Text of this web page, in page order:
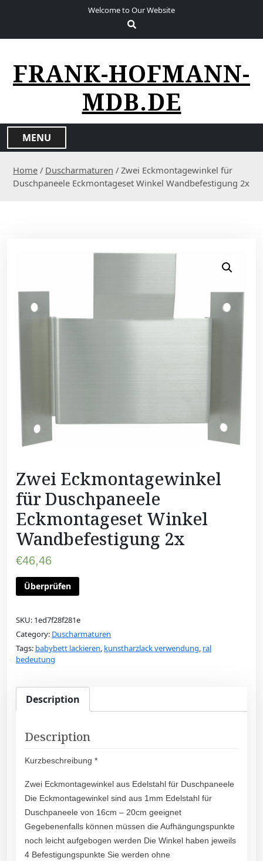
Welcome to Our Website
FRANK-HOFMANN-
MDB.DE
MENU
Home / Duscharmaturen / Zwei Eckmontagewinkel für
Duschpaneele Eckmontageset Winkel Wandbefestigung 2x
Zwei Eckmontagewinkel
für Duschpaneele
Eckmontageset Winkel
Wandbefestigung 2x
€46,46
Überprüfen
SKU: 1ed7f28f281e
Category: Duscharmaturen
Tags: babybett lackieren, kunstharzlack verwendung, ral
bedeutung
Description
Description
Kurzbeschreibung *
Zwei Eckmontagewinkel aus Edelstahl für Duschpaneele
Die Eckmontagewinkel sind aus 1mm Edelstahl für
Duschpaneele von 16cm – 20cm geeignet
Gegebenenfalls können müssen die Aufhängungspunkte
noch leicht aufgebogen werden Die Winkel haben jeweils
4 Befestigungspunkte Sie werden ohne